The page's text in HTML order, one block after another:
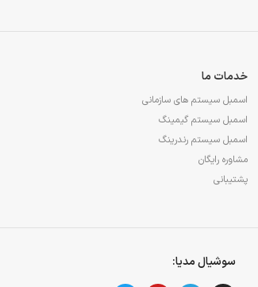
خدمات ما
اسمبل سیستم های سازمانی
اسمبل سیستم گیمینگ
اسمبل سیستم رندرینگ
مشاوره رایگان
پشتیبانی
سوشیال مدیا: